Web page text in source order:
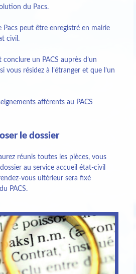
du Pacs.
Pacs peut être enregistré en mairie
civil.
un PACS auprès d’un
vous résidez à l’étranger et que l’un
afférents au PACS
le dossier
réunis toutes les pièces, vous
au service accueil état-civil
vous ultérieur sera fixé
PACS.